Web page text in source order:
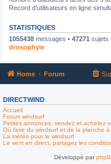
Record d’utilisateurs en ligne
STATISTIQUES
1055438 messages • 47271 sujets
drosophyle
Home Forum
DIRECTWIND
Accueil
Forum windsurf
Petites annonces, vendez et achetez
Où faire du windsurf et de la planche
La météo pour le windsurf
Le vent en direct, partagez les
Développé par